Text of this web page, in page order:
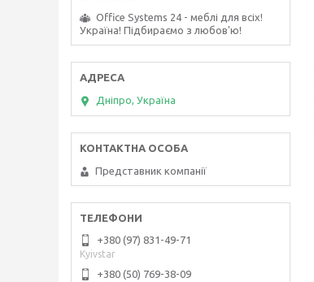
Office Systems 24 - меблі для всіх!
Україна! Підбираємо з любов'ю!
Дніпро, Україна
Представник компанії
+380 (97) 831-49-71
Kyivstar
+380 (50) 769-38-09